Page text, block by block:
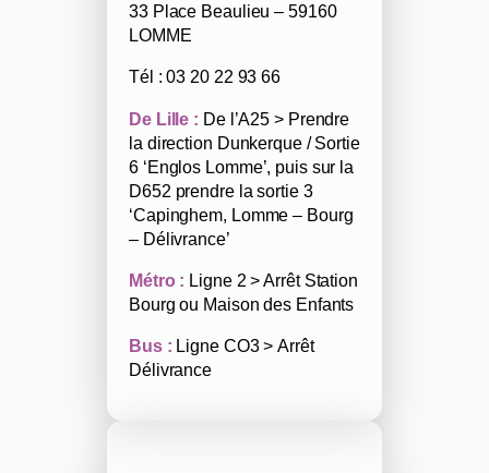
33 Place Beaulieu – 59160
LOMME
Tél : 03 20 22 93 66
De Lille : De l’A25 > Prendre
la direction Dunkerque / Sortie
6 ‘Englos Lomme’, puis sur la
D652 prendre la sortie 3
‘Capinghem, Lomme – Bourg
– Délivrance’
Métro : Ligne 2 > Arrêt Station
Bourg ou Maison des Enfants
Bus : Ligne CO3 > Arrêt
Délivrance